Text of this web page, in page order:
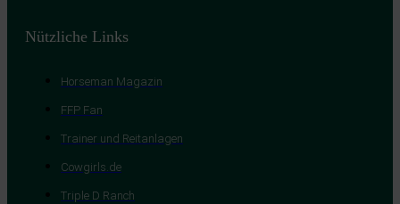
Nützliche Links
Horseman Magazin
FFP Fan
Trainer und Reitanlagen
Cowgirls.de
Triple D Ranch